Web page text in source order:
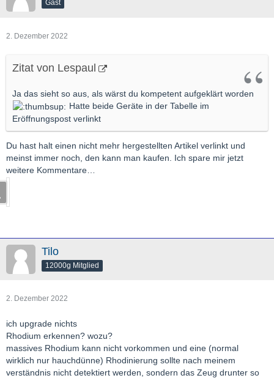
Gast
2. Dezember 2022
Zitat von Lespaul
Ja das sieht so aus, als wärst du kompetent aufgeklärt worden
Hatte beide Geräte in der Tabelle im
Eröffnungspost verlinkt
Du hast halt einen nicht mehr hergestellten Artikel verlinkt und
meinst immer noch, den kann man kaufen. Ich spare mir jetzt
weitere Kommentare…
Tilo
12000g Mitglied
2. Dezember 2022
ich upgrade nichts
Rhodium erkennen? wozu?
massives Rhodium kann nicht vorkommen und eine (normal
wirklich nur hauchdünne) Rhodinierung sollte nach meinem
verständnis nicht detektiert werden, sondern das Zeug drunter so